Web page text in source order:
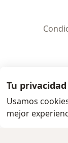
Tu
Usamos
mejor